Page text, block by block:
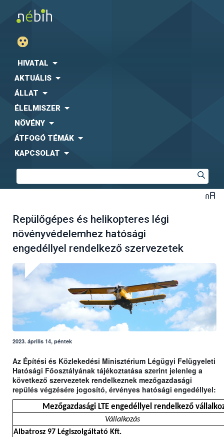
HIVATAL
AKTUÁLIS
ÁLLAT
ÉLELMISZER
NÖVÉNY
ÁTFOGÓ TÉMÁK
KAPCSOLAT
Repülőgépes és helikopteres légi
növényvédelemhez hatósági
engedéllyel rendelkező szervezetek
2023. április 14, péntek
Az Építési és Közlekedési Minisztérium Légügyi Felügyeleti
Hatósági Főosztályának tájékoztatása szerint jelenleg a
következő szervezetek rendelkeznek mezőgazdasági
repülés végzésére jogosító, érvényes hatósági engedéllyel:
Mezőgazdasági LTE engedéllyel rendelkező
Vállalkozás
Albatrosz 97 Légiszolgáltató Kft.